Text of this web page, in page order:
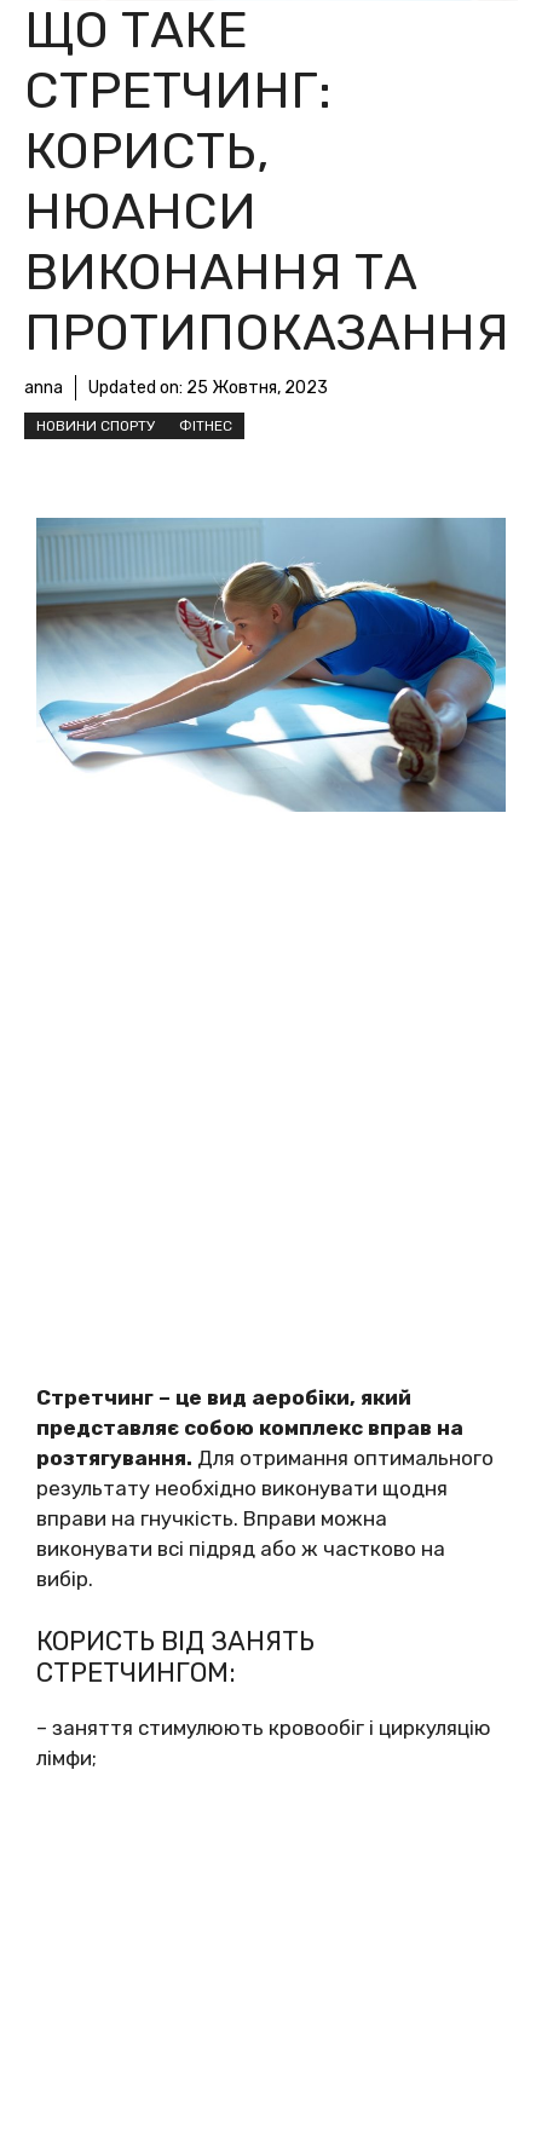
ЩО ТАКЕ
СТРЕТЧИНГ:
КОРИСТЬ,
НЮАНСИ
ВИКОНАННЯ ТА
ПРОТИПОКАЗАННЯ
anna Updated on: 25 Жовтня, 2023
НОВИНИ СПОРТУ ФІТНЕС
Стретчинг – це вид аеробіки, який
представляє собою комплекс вправ на
розтягування. Для отримання оптимального
результату необхідно виконувати щодня
вправи на гнучкість. Вправи можна
виконувати всі підряд або ж частково на
вибір.
КОРИСТЬ ВІД ЗАНЯТЬ
СТРЕТЧИНГОМ:
– заняття стимулюють кровообіг і циркуляцію
лімфи;